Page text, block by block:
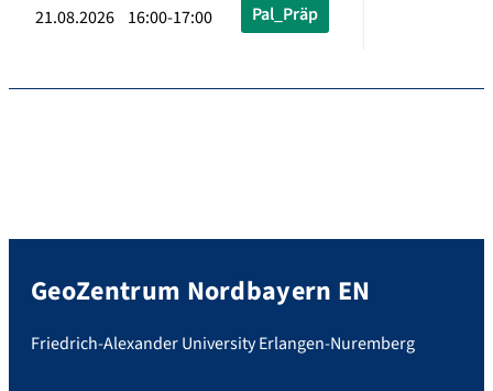
21.08.2026 16:00-17:00 Pal_Präp
GeoZentrum Nordbayern EN
Friedrich-Alexander University Erlangen-Nuremberg